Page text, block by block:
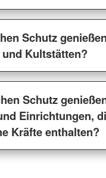
Schutz
Kultstätten?
Schutz
Einrichtungen,
Kräfte enthalten?